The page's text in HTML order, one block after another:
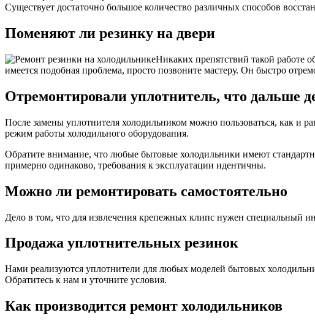
Существует достаточно большое количество различных способов
Поменяют ли резинку на двери
Никаких препятствий такой работе
имеется подобная проблема, просто позвоните мастеру. Он быстро
Отремонтировали уплотнитель, что дальше
После замены уплотнителя холодильником можно пользоваться, как и
режим работы холодильного оборудования.
Обратите внимание, что любые бытовые холодильники имеют
примерно одинаково, требования к эксплуатации идентичны.
Можно ли ремонтировать самостоятельно
Дело в том, что для извлечения крепежных клипс нужен специальный
Продажа уплотнительных резинок
Нами реализуются уплотнители для любых моделей бытовых
Обратитесь к нам и уточните условия.
Как производится ремонт холодильников